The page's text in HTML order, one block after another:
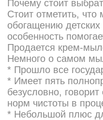
Почему стоит
Стоит отметить,
обогащению
особенность
Продается крем-
Немного о самом
* Прошло все
* Имеет пять
безусловно,
норм чистоты в
* Небольшой плюс